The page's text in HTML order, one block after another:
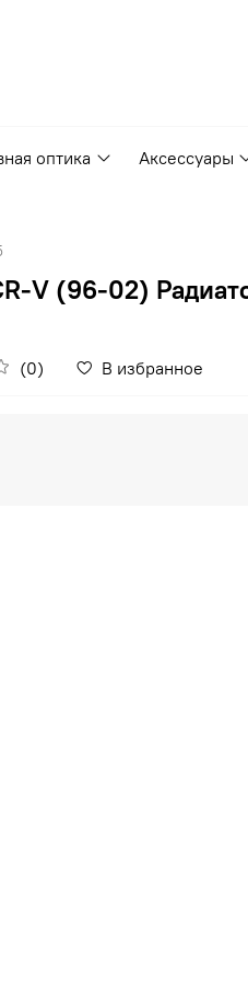
оптика Аксессуары
V (96-02)
(0) В избранное